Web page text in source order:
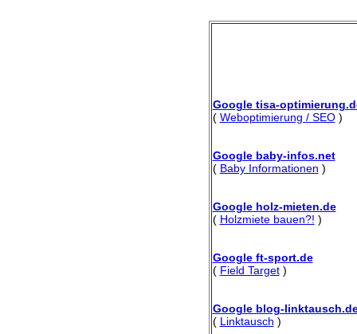
Google tisa-
( Weboptimierung / SEO)
Google baby-infos.net
( Baby Informationen )
Google holz-mieten.de
( Holzmiete bauen?! )
Google ft-sport.de
( Field Target)
Google blog-
( Linktausch )